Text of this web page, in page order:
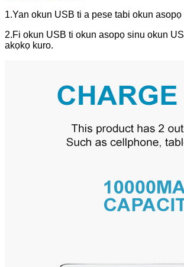
1.Yan okun USB ti a pese tabi okun asopọ
2.Fi okun USB ti okun asopọ sinu okun
akọkọ kuro.